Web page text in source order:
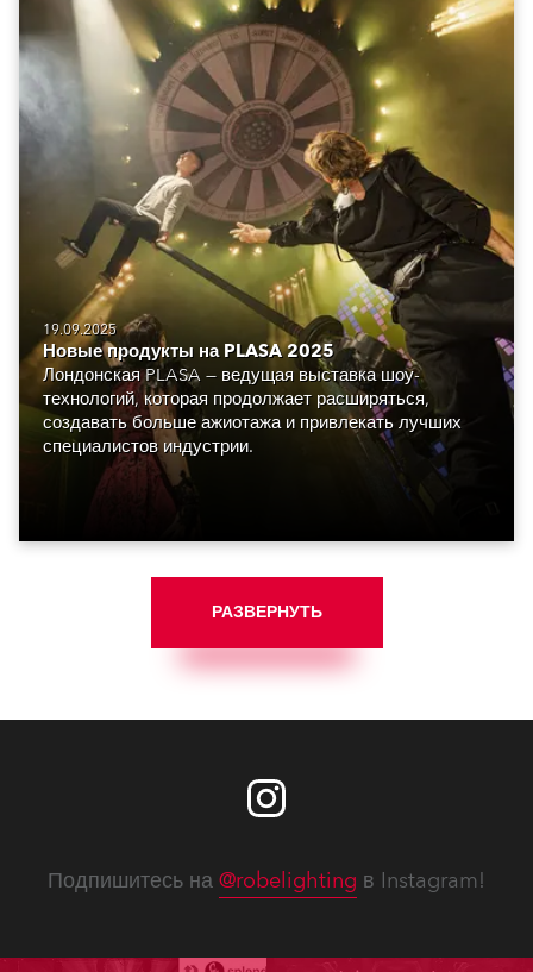
19.09.2025
Новые продукты на PLASA 2025
Лондонская PLASA — ведущая выставка шоу-
технологий, которая продолжает расширяться,
создавать больше ажиотажа и привлекать лучших
специалистов индустрии.
РАЗВЕРНУТЬ
Подпишитесь на @robelighting в Instagram!